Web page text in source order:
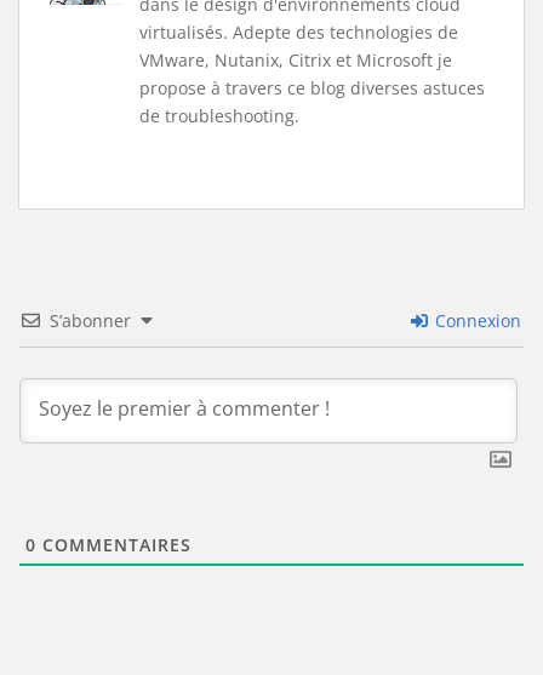
virtualisés. Adepte des technologies de
VMware, Nutanix, Citrix et Microsoft je
propose à travers ce blog diverses astuces
de troubleshooting.
S’abonner Connexion
0 COMMENTAIRES